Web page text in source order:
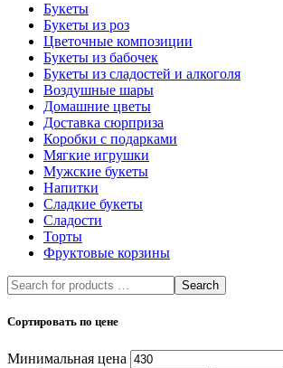
Букеты
Букеты из роз
Цветочные композиции
Букеты из бабочек
Букеты из сладостей и алкоголя
Воздушные шары
Домашние цветы
Доставка сюрприза
Коробки с подарками
Мягкие игрушки
Мужские букеты
Напитки
Сладкие букеты
Сладости
Торты
Фруктовые корзины
Search
Сортировать по цене
Минимальная цена